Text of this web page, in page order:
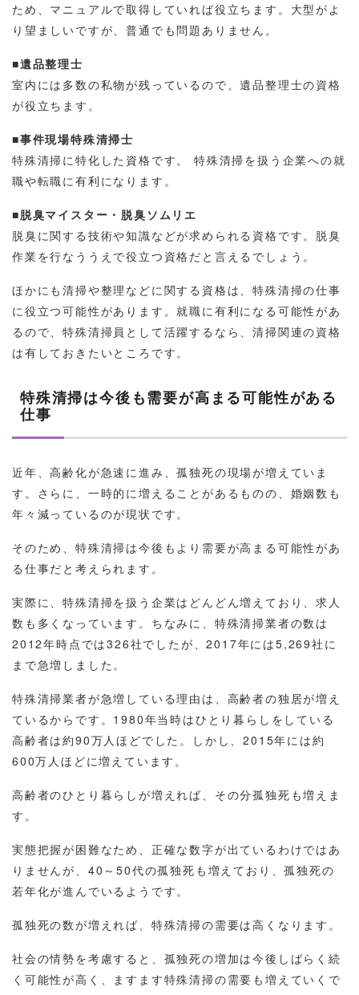
ため、マニュアルで取得していれば役立ちます。大型がよ
り望ましいですが、普通でも問題ありません。
■遺品整理士
室内には多数の私物が残っているので、遺品整理士の資格
が役立ちます。
■事件現場特殊清掃士
特殊清掃に特化した資格です。 特殊清掃を扱う企業への就
職や転職に有利になります。
■脱臭マイスター・脱臭ソムリエ
脱臭に関する技術や知識などが求められる資格です。脱臭
作業を行なううえで役立つ資格だと言えるでしょう。
ほかにも清掃や整理などに関する資格は、特殊清掃の仕事
に役立つ可能性があります。就職に有利になる可能性があ
るので、特殊清掃員として活躍するなら、清掃関連の資格
は有しておきたいところです。
特殊清掃は今後も需要が高まる可能性がある
仕事
近年、高齢化が急速に進み、孤独死の現場が増えていま
す。さらに、一時的に増えることがあるものの、婚姻数も
年々減っているのが現状です。
そのため、特殊清掃は今後もより需要が高まる可能性があ
る仕事だと考えられます。
実際に、特殊清掃を扱う企業はどんどん増えており、求人
数も多くなっています。ちなみに、特殊清掃業者の数は
2012年時点では326社でしたが、2017年には5,269社に
まで急増しました。
特殊清掃業者が急増している理由は、高齢者の独居が増え
ているからです。1980年当時はひとり暮らしをしている
高齢者は約90万人ほどでした。しかし、2015年には約
600万人ほどに増えています。
高齢者のひとり暮らしが増えれば、その分孤独死も増えま
す。
実態把握が困難なため、正確な数字が出ているわけではあ
りませんが、40～50代の孤独死も増えており、孤独死の
若年化が進んでいるようです。
孤独死の数が増えれば、特殊清掃の需要は高くなります。
社会の情勢を考慮すると、孤独死の増加は今後しばらく続
く可能性が高く、ますます特殊清掃の需要も増えていくで